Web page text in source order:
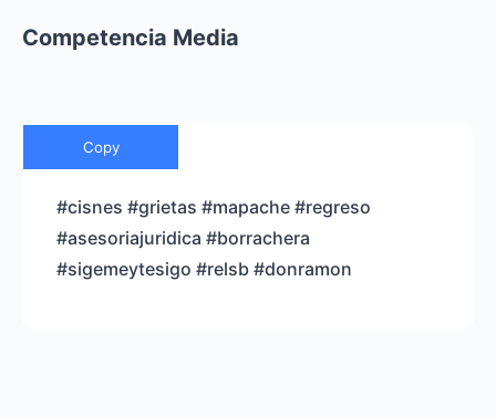
Competencia Media
Copy
#cisnes #grietas #mapache #regreso
#asesoriajuridica #borrachera
#sigemeytesigo #relsb #donramon